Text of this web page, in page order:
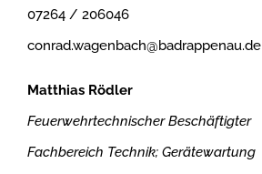
07264 / 206046
conrad.wagenbach@badrappenau.de
Matthias Rödler
Feuerwehrtechnischer Beschäftigter
Fachbereich Technik; Gerätewartung